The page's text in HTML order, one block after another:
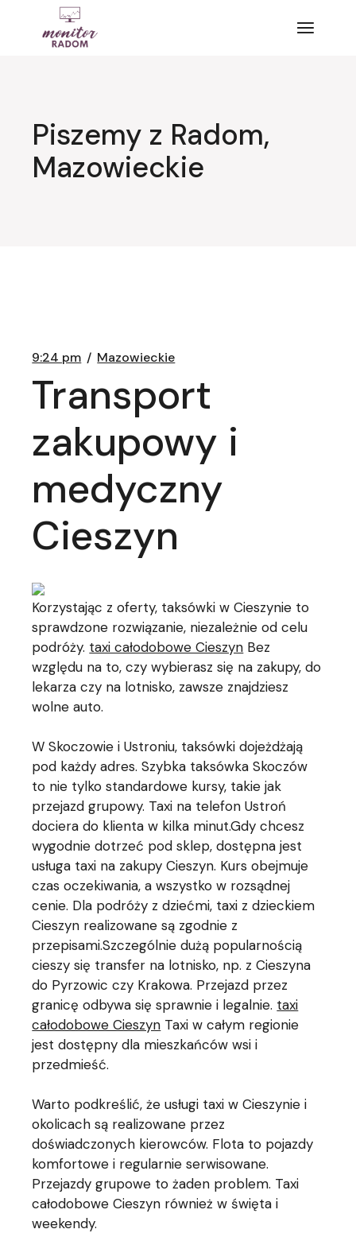
Piszemy z Radom,
Mazowieckie
9:24 pm Mazowieckie
Transport
zakupowy i
medyczny
Cieszyn
Korzystając z oferty, taksówki w Cieszynie to
sprawdzone rozwiązanie, niezależnie od celu
podróży. taxi całodobowe Cieszyn Bez
względu na to, czy wybierasz się na zakupy, do
lekarza czy na lotnisko, zawsze znajdziesz
wolne auto.
W Skoczowie i Ustroniu, taksówki dojeżdżają
pod każdy adres. Szybka taksówka Skoczów
to nie tylko standardowe kursy, takie jak
przejazd grupowy. Taxi na telefon Ustroń
dociera do klienta w kilka minut.Gdy chcesz
wygodnie dotrzeć pod sklep, dostępna jest
usługa taxi na zakupy Cieszyn. Kurs obejmuje
czas oczekiwania, a wszystko w rozsądnej
cenie. Dla podróży z dziećmi, taxi z dzieckiem
Cieszyn realizowane są zgodnie z
przepisami.Szczególnie dużą popularnością
cieszy się transfer na lotnisko, np. z Cieszyna
do Pyrzowic czy Krakowa. Przejazd przez
granicę odbywa się sprawnie i legalnie. taxi
całodobowe Cieszyn Taxi w całym regionie
jest dostępny dla mieszkańców wsi i
przedmieść.
Warto podkreślić, że usługi taxi w Cieszynie i
okolicach są realizowane przez
doświadczonych kierowców. Flota to pojazdy
komfortowe i regularnie serwisowane.
Przejazdy grupowe to żaden problem. Taxi
całodobowe Cieszyn również w święta i
weekendy.